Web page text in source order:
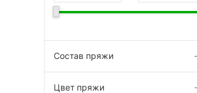
Состав пряжи
Цвет пряжи